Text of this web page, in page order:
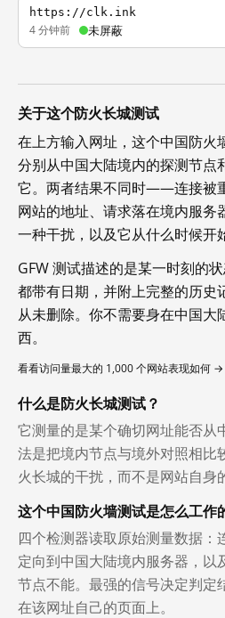
https://clk.ink
4 分钟前 未屏蔽
关于这个防火长城测试
在上方输入网址，这个中国防火
分别从中国大陆境内的探测节点
它。两者结果不同时——连接被
网站的地址、请求落在境内服
一种干扰，以及它从什么时候开
GFW 测试描述的是某一时刻的
都带有日期，并附上完整的历史
从未删除。你不需要身在中国大
西。
看看访问量最大的 1,000 个网站表现如何 →
什么是防火长城测试？
它测量的是某个确切网址能否从
法是把境内节点与境外对照相比
火长城的干扰，而不是网站自身
这个中国防火墙测试是怎么工作
四个检测器读取原始测量数据：
定向到中国大陆境内服务器，以
节点不能。最强的信号决定判定
在该网址自己的页面上。